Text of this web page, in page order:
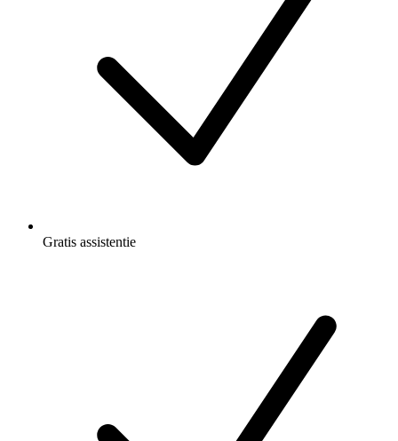
Gratis assistentie